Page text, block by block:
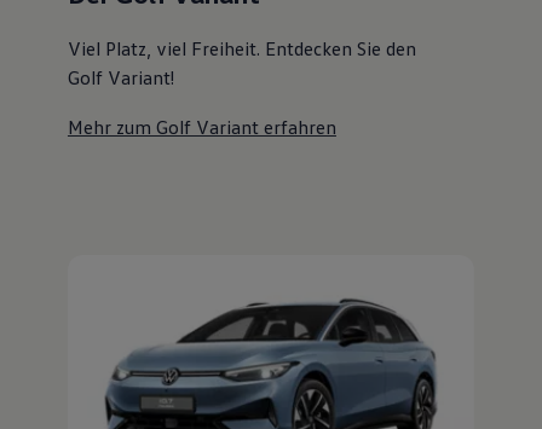
Familie
Elektromobilität
Volkswagen R
Volkswagen Kundenbetreuung
Viel Platz, viel Freiheit. Entdecken Sie den
Golf Variant!
Mehr zum Golf Variant erfahren